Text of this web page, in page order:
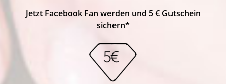
Jetzt Facebook Fan werden und 5 € Gutschein
sichern*